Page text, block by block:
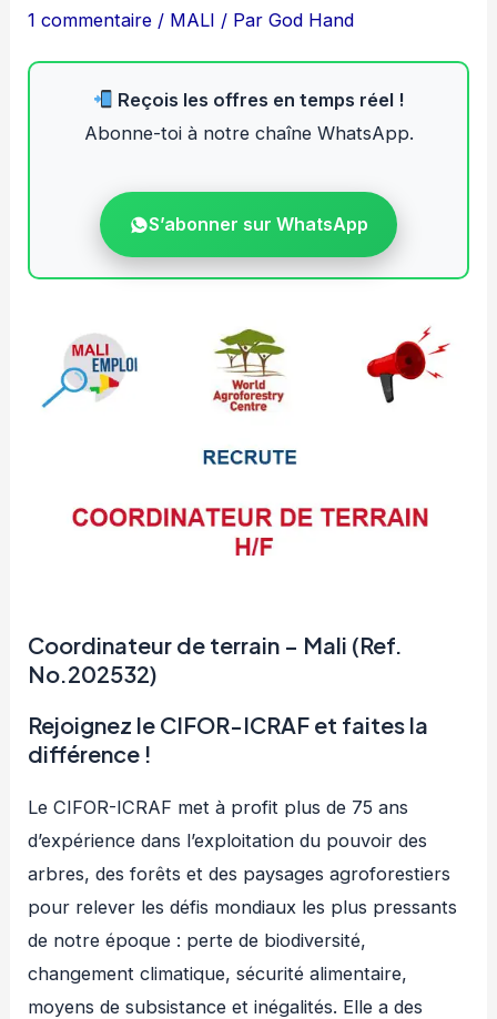
1 commentaire / MALI / ParGod Hand
Reçois les offres en temps réel !
Abonne-toi à notre chaîne WhatsApp.
S’abonner sur WhatsApp
Coordinateur de terrain – Mali (Ref.
No.202532)
Rejoignez le CIFOR-ICRAF et faites la
différence !
Le CIFOR-ICRAF met à profit plus de 75 ans
d’expérience dans l’exploitation du pouvoir des
arbres, des forêts et des paysages agroforestiers
pour relever les défis mondiaux les plus pressants
de notre époque : perte de biodiversité,
changement climatique, sécurité alimentaire,
moyens de subsistance et inégalités. Elle a des